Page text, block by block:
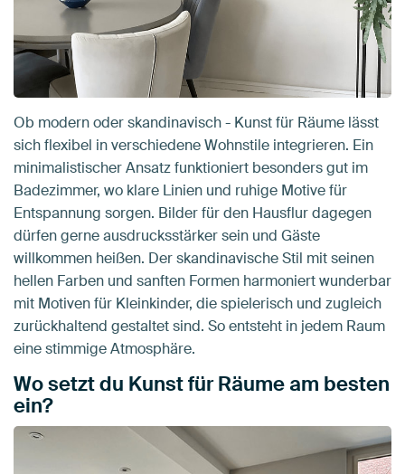
Ob modern oder skandinavisch - Kunst für Räume lässt
sich flexibel in verschiedene Wohnstile integrieren. Ein
minimalistischer Ansatz funktioniert besonders gut im
Badezimmer, wo klare Linien und ruhige Motive für
Entspannung sorgen. Bilder für den Hausflur dagegen
dürfen gerne ausdrucksstärker sein und Gäste
willkommen heißen. Der skandinavische Stil mit seinen
hellen Farben und sanften Formen harmoniert wunderbar
mit Motiven für Kleinkinder, die spielerisch und zugleich
zurückhaltend gestaltet sind. So entsteht in jedem Raum
eine stimmige Atmosphäre.
Wo setzt du Kunst für Räume am besten
ein?